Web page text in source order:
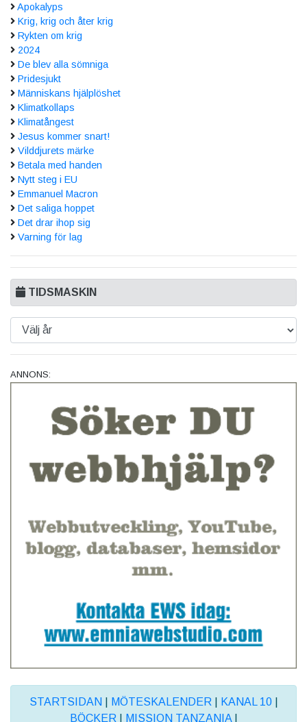
Apokalyps
Krig, krig och åter krig
Rykten om krig
2024
De blev alla sömniga
Pridesjukt
Människans hjälplöshet
Klimatkollaps
Klimatångest
Jesus kommer snart!
Vilddjurets märke
Betala med handen
Nytt steg i EU
Emmanuel Macron
Det saliga hoppet
Det drar ihop sig
Varning för lag
TIDSMASKIN
ANNONS:
STARTSIDAN MÖTESKALENDER KANAL 10|
BÖCKER
MISSION TANZANIA|